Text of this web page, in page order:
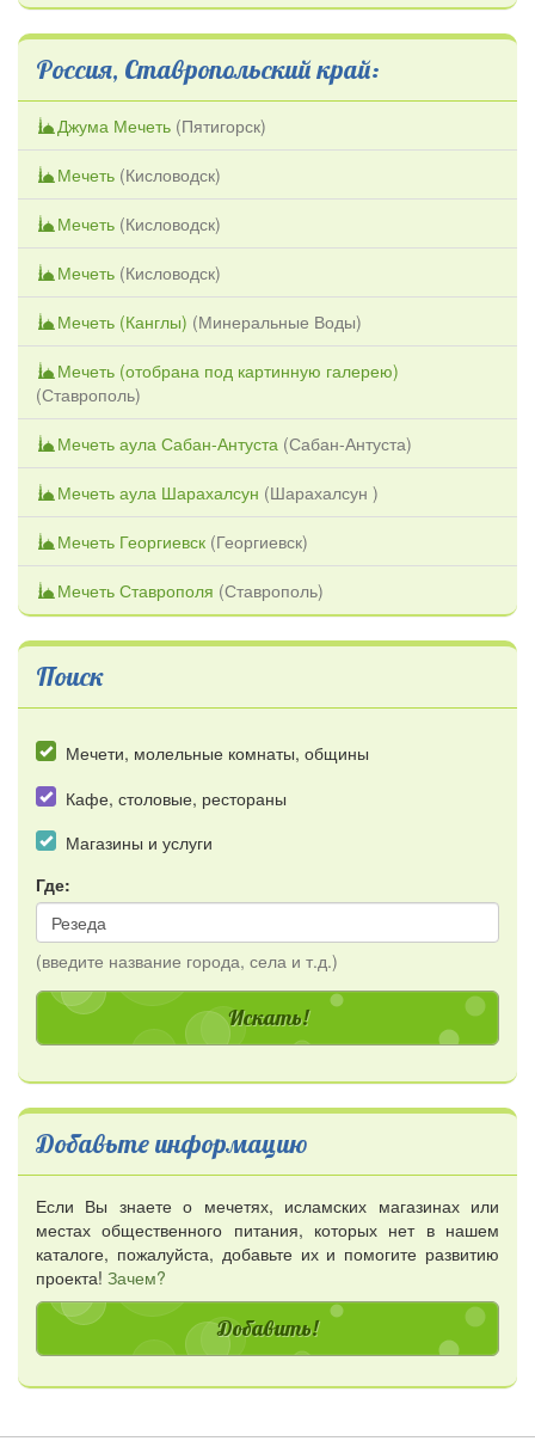
Россия, Ставропольский край:
Джума Мечеть (Пятигорск)
Мечеть (Кисловодск)
Мечеть (Кисловодск)
Мечеть (Кисловодск)
Мечеть (Канглы) (Минеральные Воды)
Мечеть (отобрана под картинную галерею)
(Ставрополь)
Мечеть аула Сабан-Антуста (Сабан-Антуста)
Мечеть аула Шарахалсун (Шарахалсун )
Мечеть Георгиевск (Георгиевск)
Мечеть Ставрополя (Ставрополь)
Поиск
Мечети, молельные комнаты, общины
Кафе, столовые, рестораны
Магазины и услуги
Где:
(введите название города, села и т.д.)
Добавьте информацию
Если Вы знаете о мечетях, исламских магазинах или
местах общественного питания, которых нет в нашем
каталоге, пожалуйста, добавьте их и помогите развитию
проекта! Зачем?
Добавить!